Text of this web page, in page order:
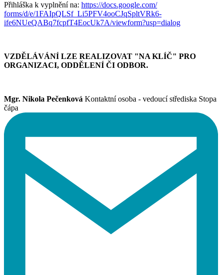
Přihláška k vyplnění na: https://docs.google.com/
forms/d/e/1FAIpQLSf_ Li5PFV4ooCJqSpltVRk6-
ife6NUeQABq7fcpfT4EocUk7A/viewform?usp=dialog
VZDĚLÁVÁNÍ LZE REALIZOVAT "NA KLÍČ" PRO
ORGANIZACI, ODDĚLENÍ ČI ODBOR.
Mgr. Nikola Pečenková Kontaktní osoba - vedoucí střediska Stopa
čápa